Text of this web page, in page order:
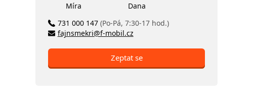
Míra
Dana
731 000 147 (Po-Pá, 7:30-17 hod.)
fajnsmekri@f-mobil.cz
Zeptat se